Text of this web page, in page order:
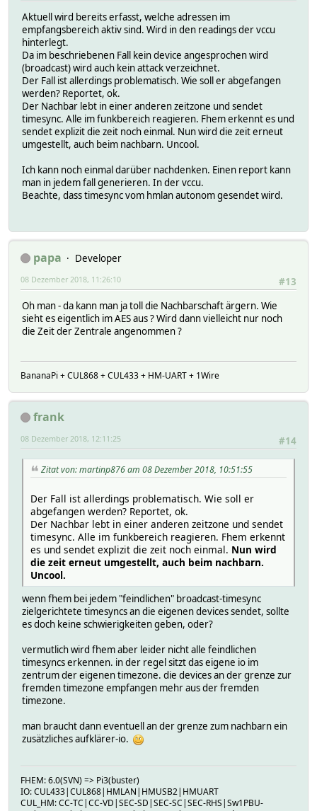
Aktuell wird bereits erfasst, welche adressen im
empfangsbereich aktiv sind. Wird in den readings der vccu
hinterlegt.
Da im beschriebenen Fall kein device angesprochen wird
(broadcast) wird auch kein attack verzeichnet.
Der Fall ist allerdings problematisch. Wie soll er abgefangen
werden? Reportet, ok.
Der Nachbar lebt in einer anderen zeitzone und sendet
timesync. Alle im funkbereich reagieren. Fhem erkennt es und
sendet explizit die zeit noch einmal. Nun wird die zeit erneut
umgestellt, auch beim nachbarn. Uncool.
Ich kann noch einmal darüber nachdenken. Einen report kann
man in jedem fall generieren. In der vccu.
Beachte, dass timesync vom hmlan autonom gesendet wird.
papa
Developer
#13
08 Dezember 2018, 11:26:10
Oh man - da kann man ja toll die Nachbarschaft ärgern. Wie
sieht es eigentlich im AES aus ? Wird dann vielleicht nur noch
die Zeit der Zentrale angenommen ?
BananaPi + CUL868 + CUL433 + HM-UART + 1Wire
frank
#14
08 Dezember 2018, 12:11:25
Zitat von: martinp876 am 08 Dezember 2018, 10:51:55
Der Fall ist allerdings problematisch. Wie soll er
abgefangen werden? Reportet, ok.
Der Nachbar lebt in einer anderen zeitzone und sendet
timesync. Alle im funkbereich reagieren. Fhem erkennt
es und sendet explizit die zeit noch einmal. Nun wird
die zeit erneut umgestellt, auch beim nachbarn.
Uncool.
wenn fhem bei jedem "feindlichen" broadcast-timesync
zielgerichtete timesyncs an die eigenen devices sendet, sollte
es doch keine schwierigkeiten geben, oder?
vermutlich wird fhem aber leider nicht alle feindlichen
timesyncs erkennen. in der regel sitzt das eigene io im
zentrum der eigenen timezone. die devices an der grenze zur
fremden timezone empfangen mehr aus der fremden
timezone.
man braucht dann eventuell an der grenze zum nachbarn ein
zusätzliches aufklärer-io.
FHEM: 6.0(SVN) => Pi3(buster)
IO: CUL433|CUL868|HMLAN|HMUSB2|HMUART
CUL_HM: CC-TC|CC-VD|SEC-SD|SEC-SC|SEC-RHS|Sw1PBU-